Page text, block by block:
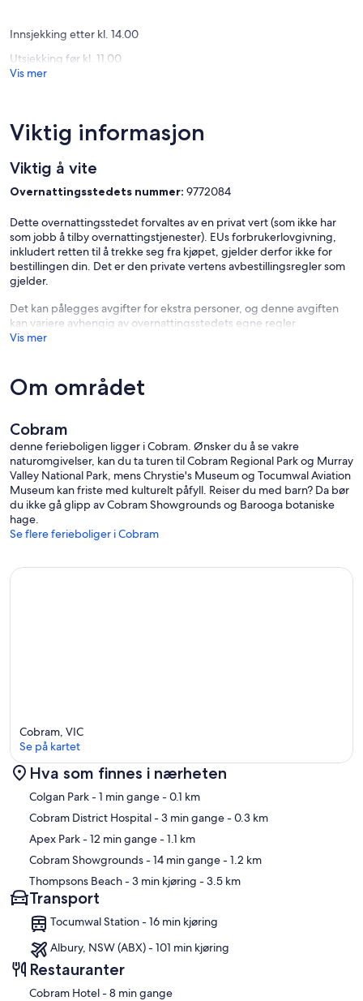
garage.
Innsjekking etter kl. 14.00
Utsjekking før kl. 11.00
Vis mer
Viktig informasjon
Viktig å vite
Overnattingsstedets nummer: 9772084
Dette overnattingsstedet forvaltes av en privat vert (som ikke har
som jobb å tilby overnattingstjenester). EUs forbrukerlovgivning,
inkludert retten til å trekke seg fra kjøpet, gjelder derfor ikke for
bestillingen din. Det er den private vertens avbestillingsregler som
gjelder.
Det kan pålegges avgifter for ekstra personer, og denne avgiften
kan variere avhengig av overnattingsstedets egne regler
Vis mer
Om området
Cobram
denne ferieboligen ligger i Cobram. Ønsker du å se vakre
naturomgivelser, kan du ta turen til Cobram Regional Park og Murray
Valley National Park, mens Chrystie's Museum og Tocumwal Aviation
Museum kan friste med kulturelt påfyll. Reiser du med barn? Da bør
du ikke gå glipp av Cobram Showgrounds og Barooga botaniske
hage.
Se flere ferieboliger i Cobram
Kart
Cobram, VIC
Se på kartet
Hva som finnes i nærheten
Colgan Park- 1 min gange- 0.1 km
Cobram District Hospital- 3 min gange- 0.3 km
Apex Park- 12 min gange- 1.1 km
Cobram Showgrounds- 14 min gange- 1.2 km
Thompsons Beach- 3 min kjøring - 3.5 km
Transport
Tocumwal Station - 16 min kjøring
Albury, NSW (ABX) - 101 min kjøring
Restauranter
‪Cobram Hotel - ‬8 min gange